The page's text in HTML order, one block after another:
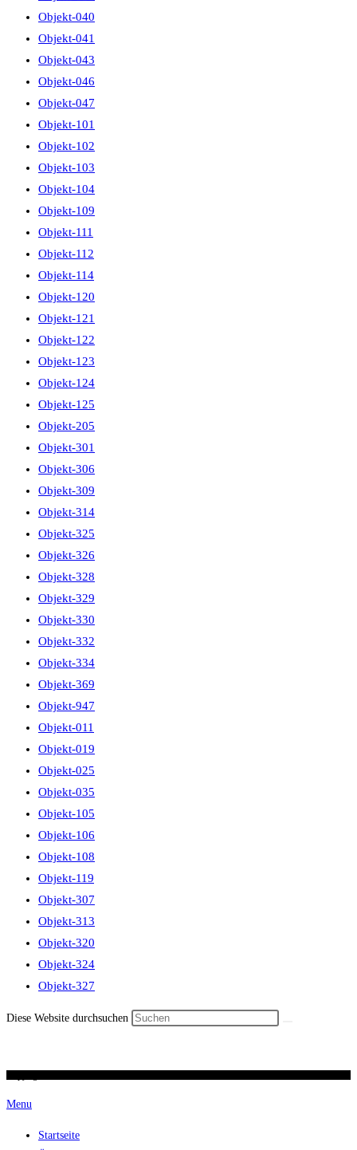
Objekt-040
Objekt-041
Objekt-043
Objekt-046
Objekt-047
Objekt-101
Objekt-102
Objekt-103
Objekt-104
Objekt-109
Objekt-111
Objekt-112
Objekt-114
Objekt-120
Objekt-121
Objekt-122
Objekt-123
Objekt-124
Objekt-125
Objekt-205
Objekt-301
Objekt-306
Objekt-309
Objekt-314
Objekt-325
Objekt-326
Objekt-328
Objekt-329
Objekt-330
Objekt-332
Objekt-334
Objekt-369
Objekt-947
Objekt-011
Objekt-019
Objekt-025
Objekt-035
Objekt-105
Objekt-106
Objekt-108
Objekt-119
Objekt-307
Objekt-313
Objekt-320
Objekt-324
Objekt-327
Diese Website durchsuchen
Menu
Startseite